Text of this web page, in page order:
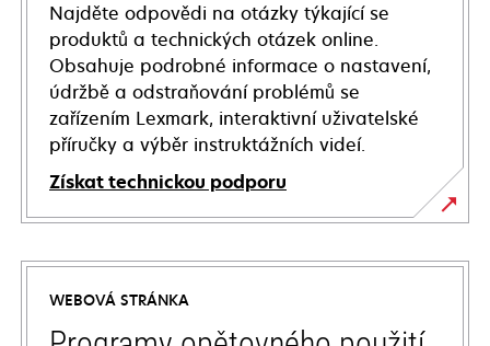
Najděte odpovědi na otázky týkající se
produktů a technických otázek online.
Obsahuje podrobné informace o nastavení,
údržbě a odstraňování problémů se
zařízením Lexmark, interaktivní uživatelské
příručky a výběr instruktážních videí.
Získat technickou podporu
opens
in
new
tab
WEBOVÁ STRÁNKA